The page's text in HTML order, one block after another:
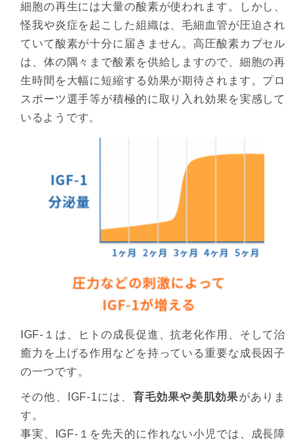
細胞の再生には大量の酸素が使われます。しかし、
怪我や炎症を起こした組織は、毛細血管が圧迫され
ていて酸素が十分に届きません。高圧酸素カプセル
は、体の隅々まで酸素を供給しますので、細胞の再
生時間を大幅に短縮する効果が期待されます。プロ
スポーツ選手等が積極的に取り入れ効果を実感して
いるようです。
IGF-１は、ヒトの成長促進、抗老化作用、そして治
癒力を上げる作用などを持っている重要な成長因子
の一つです。
その他、IGF-1には、 育毛効果や美肌効果がありま
す。
事実、IGF-１を先天的に作れない小児では、成長障